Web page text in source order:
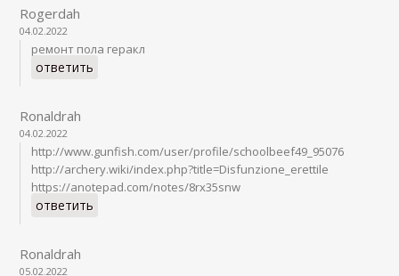
Rogerdah
04.02.2022
ремонт пола геракл
ответить
Ronaldrah
04.02.2022
http://www.gunfish.com/user/profile/schoolbeef49_95076
http://archery.wiki/index.php?title=Disfunzione_erettile
https://anotepad.com/notes/8rx35snw
ответить
Ronaldrah
05.02.2022